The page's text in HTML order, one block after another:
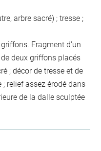
arbre sacré) ; tresse ;
Fragment d'un
deux griffons placés
; décor de tresse et de
relief assez érodé dans
de la dalle sculptée